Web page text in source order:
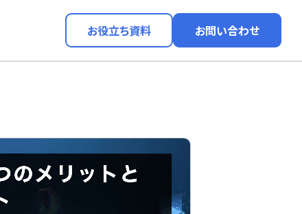
お役立ち資料 お問い合わせ